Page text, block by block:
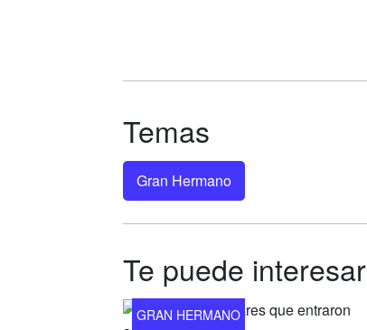
Temas
Gran Hermano
Te puede interesar
GRAN HERMANO